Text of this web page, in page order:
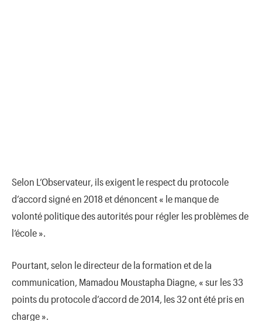
Selon L’Observateur, ils exigent le respect du protocole
d’accord signé en 2018 et dénoncent « le manque de
volonté politique des autorités pour régler les problèmes de
l’école ».
Pourtant, selon le directeur de la formation et de la
communication, Mamadou Moustapha Diagne, « sur les 33
points du protocole d’accord de 2014, les 32 ont été pris en
charge ».